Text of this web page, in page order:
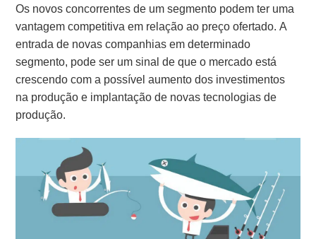
Os novos concorrentes de um segmento podem ter uma
vantagem competitiva em relação ao preço ofertado. A
entrada de novas companhias em determinado
segmento, pode ser um sinal de que o mercado está
crescendo com a possível aumento dos investimentos
na produção e implantação de novas tecnologias de
produção.